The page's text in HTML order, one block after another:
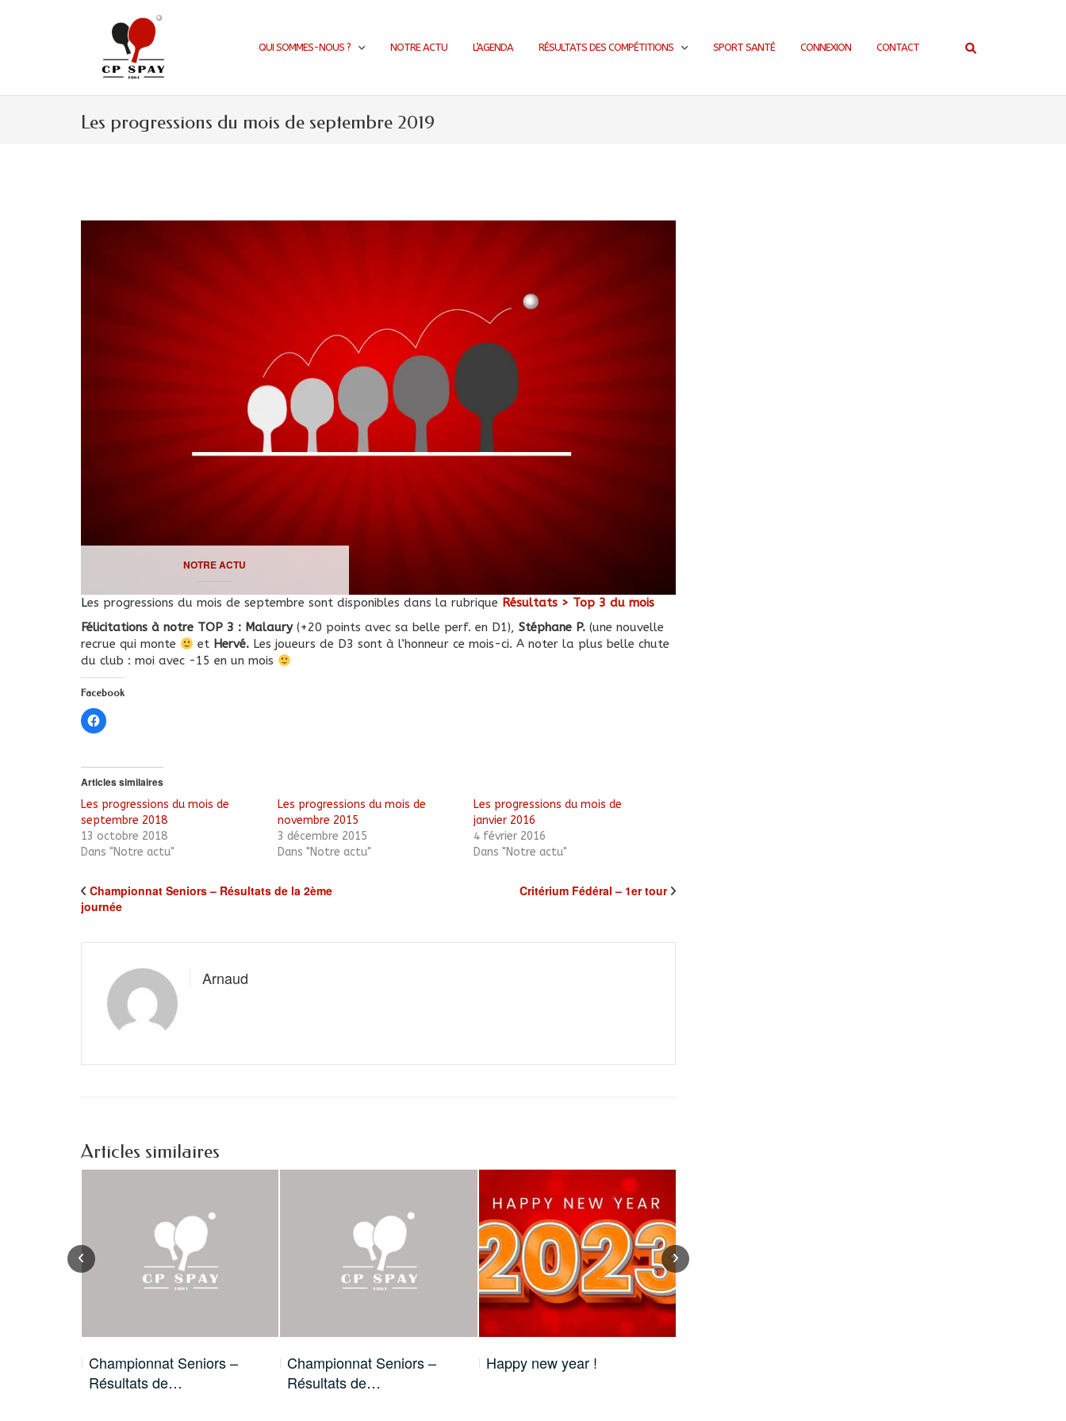
QUI SOMMES-NOUS ? NOTRE ACTU L’AGENDA RÉSULTATS DES COMPÉTITIONS SPORT SANTÉ CONNEXION CONTACT
Les progressions du mois de septembre 2019
NOTRE ACTU
Les progressions du mois de septembre sont disponibles dans la rubrique Résultats > Top 3 du mois
Félicitations à notre TOP 3 : Malaury (+20 points avec sa belle perf. en D1), Stéphane P. (une nouvelle
recrue qui monte
et Hervé. Les joueurs de D3 sont à l’honneur ce mois-ci. A noter la plus belle chute
du club : moi avec -15 en un mois
Facebook
Cliquez
pour
dans
une
nouvelle
fenêtre)
Articles similaires
Les progressions du mois de
septembre 2018
13 octobre 2018
Dans "Notre actu"
Les progressions du mois de
novembre 2015
3 décembre 2015
Dans "Notre actu"
Les progressions du mois de
janvier 2016
4 février 2016
Dans "Notre actu"
Championnat Seniors – Résultats de la 2ème
journée
Critérium Fédéral – 1er tour
Arnaud
Articles similaires
Championnat Seniors –
Résultats de…
Championnat Seniors –
Résultats de…
Happy new year !